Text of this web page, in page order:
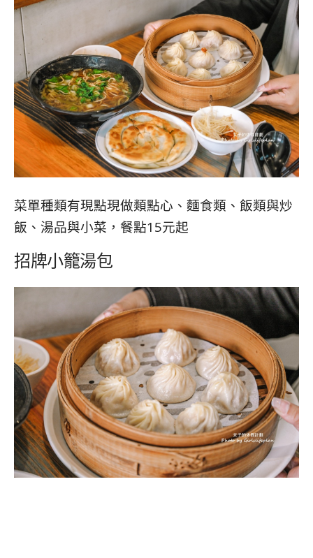
菜單種類有現點現做類點心、麵食類、飯類與炒
飯、湯品與小菜，餐點15元起
招牌小籠湯包